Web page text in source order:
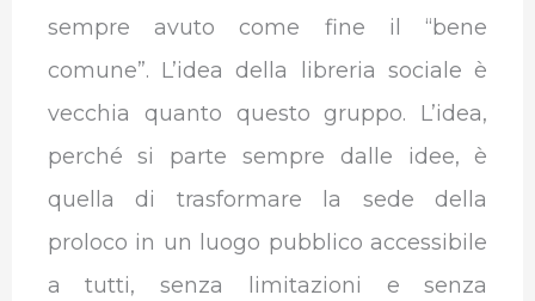
sempre avuto come fine il “bene
comune”. L’idea della libreria sociale è
vecchia quanto questo gruppo. L’idea,
perché si parte sempre dalle idee, è
quella di trasformare la sede della
proloco in un luogo pubblico accessibile
a tutti, senza limitazioni e senza